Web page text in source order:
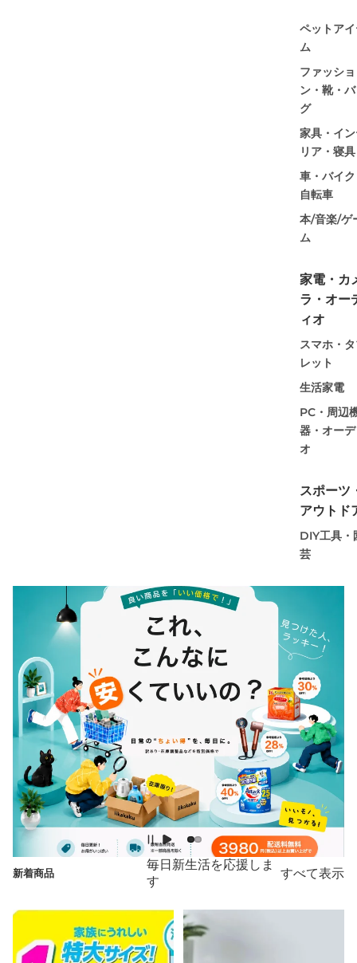
ペットア
ム
ファッショ
ン・靴・
グ
家具・イ
リア・寝具
車・バイ
自転車
本/音楽/ゲ
ム
家電・カ
ラ・オー
ィオ
スマホ・
レット
生活家電
PC・周辺
器・オー
オ
スポーツ
アウトド
DIY工具・
芸
新着商品
毎日新生活を応援しま
す
すべて表示